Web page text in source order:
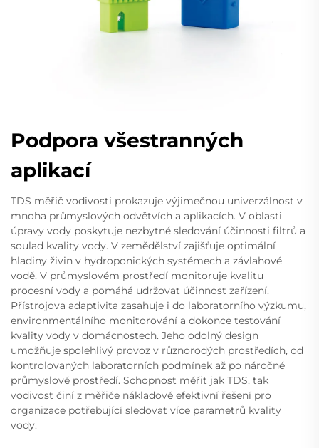
Podpora všestranných
aplikací
TDS měřič vodivosti prokazuje výjimečnou univerzálnost v
mnoha průmyslových odvětvích a aplikacích. V oblasti
úpravy vody poskytuje nezbytné sledování účinnosti filtrů a
soulad kvality vody. V zemědělství zajišťuje optimální
hladiny živin v hydroponických systémech a závlahové
vodě. V průmyslovém prostředí monitoruje kvalitu
procesní vody a pomáhá udržovat účinnost zařízení.
Přístrojova adaptivita zasahuje i do laboratorního výzkumu,
environmentálního monitorování a dokonce testování
kvality vody v domácnostech. Jeho odolný design
umožňuje spolehlivý provoz v různorodých prostředích, od
kontrolovaných laboratorních podmínek až po náročné
průmyslové prostředí. Schopnost měřit jak TDS, tak
vodivost činí z měřiče nákladově efektivní řešení pro
organizace potřebující sledovat více parametrů kvality
vody.